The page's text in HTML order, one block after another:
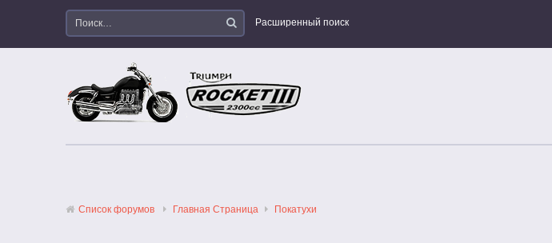
Расширенный поиск
Список форумов Главная Страница Покатухи